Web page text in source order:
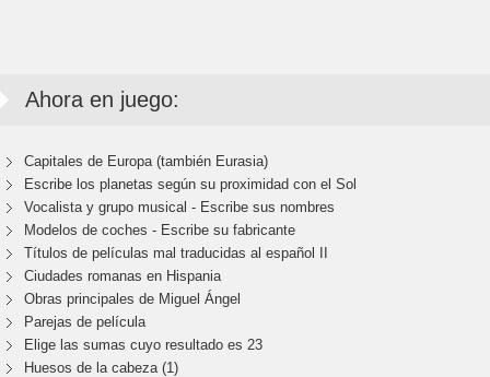
Ahora en juego:
Capitales de Europa (también Eurasia)
Escribe los planetas según su proximidad con el Sol
Vocalista y grupo musical - Escribe sus nombres
Modelos de coches - Escribe su fabricante
Títulos de películas mal traducidas al español II
Ciudades romanas en Hispania
Obras principales de Miguel Ángel
Parejas de película
Elige las sumas cuyo resultado es 23
Huesos de la cabeza (1)